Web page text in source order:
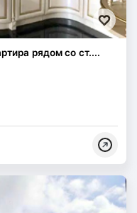
рядом со ст....